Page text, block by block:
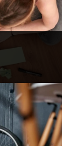
und weißt nicht,